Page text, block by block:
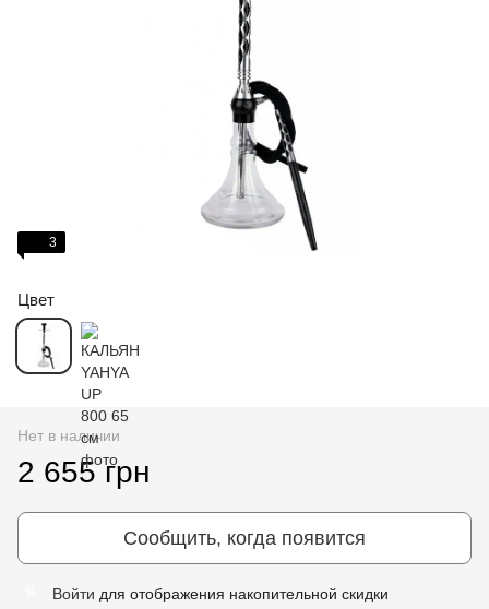
3
Цвет
Нет в наличии
2 655 грн
Сообщить, когда появится
Войти для отображения накопительной скидки